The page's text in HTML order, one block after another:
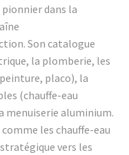
dans la
Son catalogue
la plomberie, les
placo), la
(chauffe-eau
menuiserie aluminium.
les chauffe-eau
vers les